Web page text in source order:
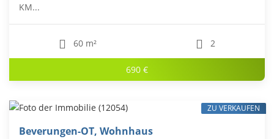
KM...
60 m² 2
690 €
Beverungen-OT, Wohnhaus
ZU VERKAUFEN